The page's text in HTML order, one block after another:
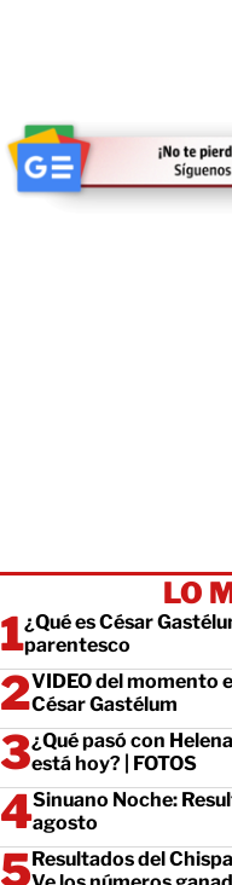
LO
¿Qué es César
parentesco
VIDEO del momento
César Gastélum
¿Qué pasó con
está hoy? | FOTOS
Sinuano Noche:
agosto
Resultados del